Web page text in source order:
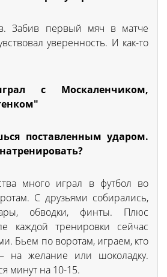
Забив первый мяч в матче
уверенность. И как-то
с Москаленчиком,
поставленным ударом.
много играл в футбол во
С друзьями собирались,
обводки, финты. Плюс
каждой тренировки сейчас
Бьем по воротам, играем, кто
на желание или шоколадку.
минут на 10-15.